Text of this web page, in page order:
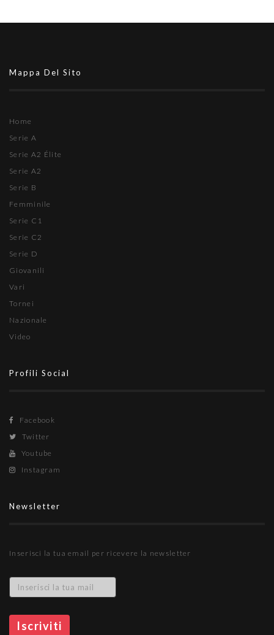
Mappa Del Sito
Home
Serie A
Serie A2 Élite
Serie A2
Serie B
Femminile
Serie C1
Serie C2
Serie D
Giovanili
Vari
Tornei
Nazionale
Video
Profili Social
Facebook
Twitter
Youtube
Instagram
Newsletter
Inserisci la tua email per ricevere la newsletter